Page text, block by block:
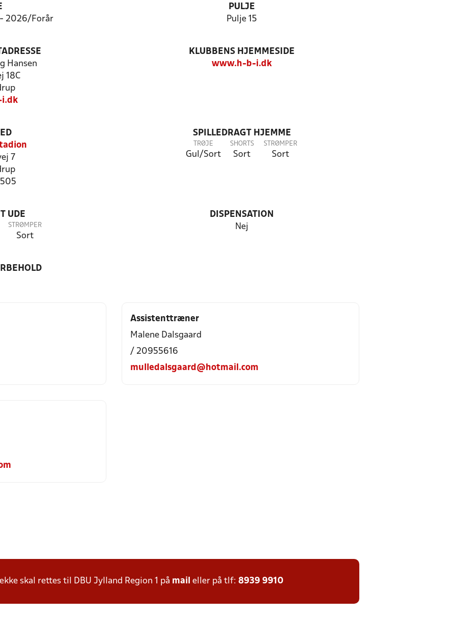
- 2026/Forår
PULJE
Pulje 15
Hansen
18C
i.dk
KLUBBENS HJEMMESIDE
www.h-b-i.dk
7
SPILLEDRAGT HJEMME
TRØJE
Gul/Sort
SHORTS
Sort
STRØMPER
Sort
UDE
STRØMPER
Sort
DISPENSATION
Nej
Assistenttræner
Malene Dalsgaard
/ 20955616
mulledalsgaard@hotmail.com
skal rettes til DBU Jylland Region 1 på mail eller på tlf: 8939 9910